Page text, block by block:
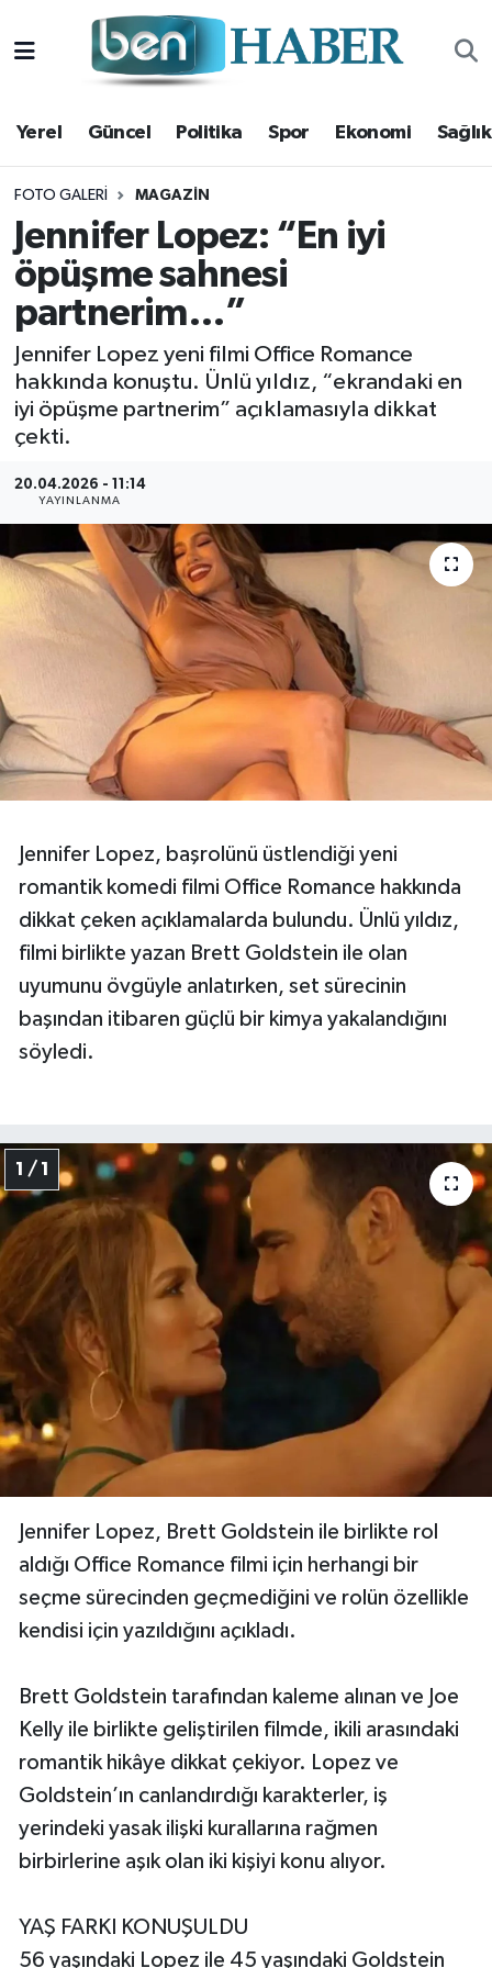
Yerel Güncel Politika Spor Ekonomi Sağlık
FOTO GALERI MAGAZIN
Jennifer Lopez: “En iyi
öpüşme sahnesi
partnerim…”
Jennifer Lopez yeni filmi Office Romance
hakkında konuştu. Ünlü yıldız, “ekrandaki en
iyi öpüşme partnerim” açıklamasıyla dikkat
çekti.
20.04.2026 - 11:14
YAYINLANMA
Jennifer Lopez, başrolünü üstlendiği yeni
romantik komedi filmi Office Romance hakkında
dikkat çeken açıklamalarda bulundu. Ünlü yıldız,
filmi birlikte yazan Brett Goldstein ile olan
uyumunu övgüyle anlatırken, set sürecinin
başından itibaren güçlü bir kimya yakalandığını
söyledi.
1 / 1
Jennifer Lopez, Brett Goldstein ile birlikte rol
aldığı Office Romance filmi için herhangi bir
seçme sürecinden geçmediğini ve rolün özellikle
kendisi için yazıldığını açıkladı.
Brett Goldstein tarafından kaleme alınan ve Joe
Kelly ile birlikte geliştirilen filmde, ikili arasındaki
romantik hikâye dikkat çekiyor. Lopez ve
Goldstein’ın canlandırdığı karakterler, iş
yerindeki yasak ilişki kurallarına rağmen
birbirlerine aşık olan iki kişiyi konu alıyor.
YAŞ FARKI KONUŞULDU
56 yaşındaki Lopez ile 45 yaşındaki Goldstein
Yerel
Güncel
Politika
Spor
Ekonomi
Sağlık
Magazin
Kültür Sanat
Resmi Reklam
Röportajlar
Hava Durumu
Trafik Durumu
Süper Lig Puan Durumu ve Fikstür
Tüm Manşetler
Son Dakika Haberleri
Haber Arşivi